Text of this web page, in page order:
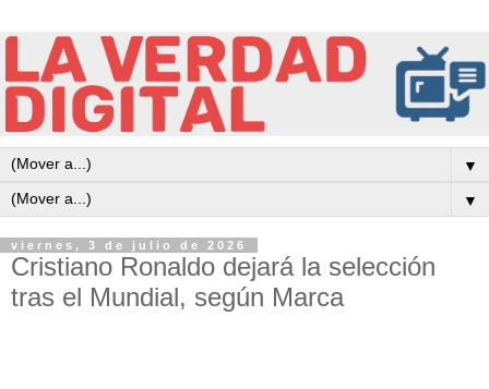
▼
▼
viernes, 3 de julio de 2026
Cristiano Ronaldo dejará la selección
tras el Mundial, según Marca